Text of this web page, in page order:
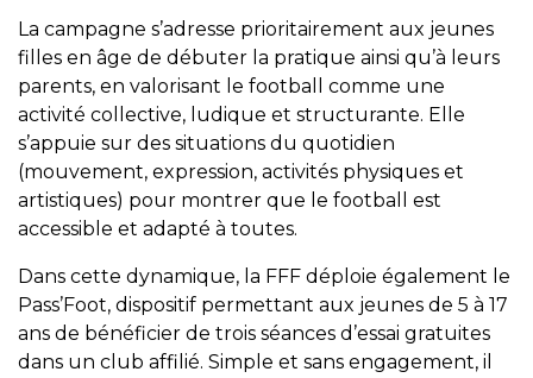
La campagne s’adresse prioritairement aux jeunes
filles en âge de débuter la pratique ainsi qu’à leurs
parents, en valorisant le football comme une
activité collective, ludique et structurante. Elle
s’appuie sur des situations du quotidien
(mouvement, expression, activités physiques et
artistiques) pour montrer que le football est
accessible et adapté à toutes.
Dans cette dynamique, la FFF déploie également le
Pass’Foot, dispositif permettant aux jeunes de 5 à 17
ans de bénéficier de trois séances d’essai gratuites
dans un club affilié. Simple et sans engagement, il